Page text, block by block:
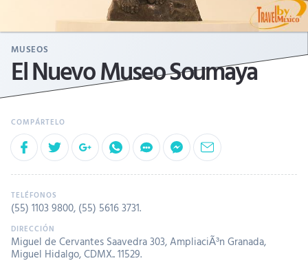
MUSEOS
El Nuevo Museo Soumaya
(55) 1103 9800, (55) 5616 3731.
Miguel de Cervantes Saavedra 303, AmpliaciÃ³n Granada,
Miguel Hidalgo, CDMX.. 11529.